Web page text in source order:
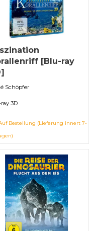
[Blu-ray
Schöpfer
3D
Bestellung (Lieferung innert 7-